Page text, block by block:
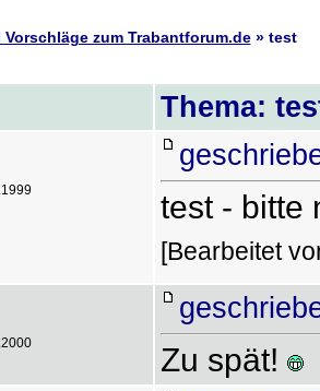
zum Trabantforum.de» test
Thema:
test - bitte
[Bearbeitet
Zu spät!